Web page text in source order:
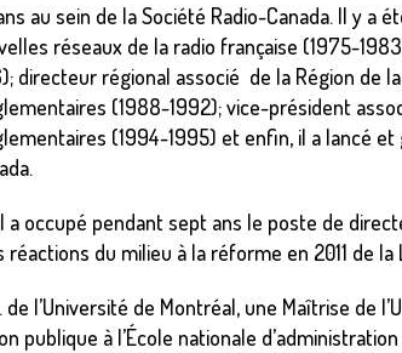
au sein de la Société Radio-Canada. Il y a
réseaux de la radio française (1975-
directeur régional associé de la Région de
(1988-1992); vice-président
(1994-1995) et enfin, il a lancé et
a occupé pendant sept ans le poste de
du milieu à la réforme en 2011 de la
l’Université de Montréal, une Maîtrise de
publique à l’École nationale